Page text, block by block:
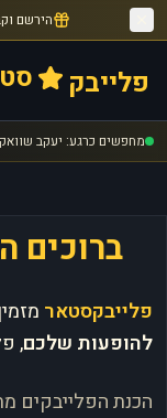
הירשם
פלייבק
מחפשים כרגע: יעקב
ברוכים
פלייבקסטאר
להופעות שלכם,
הכנת הפלייבקים